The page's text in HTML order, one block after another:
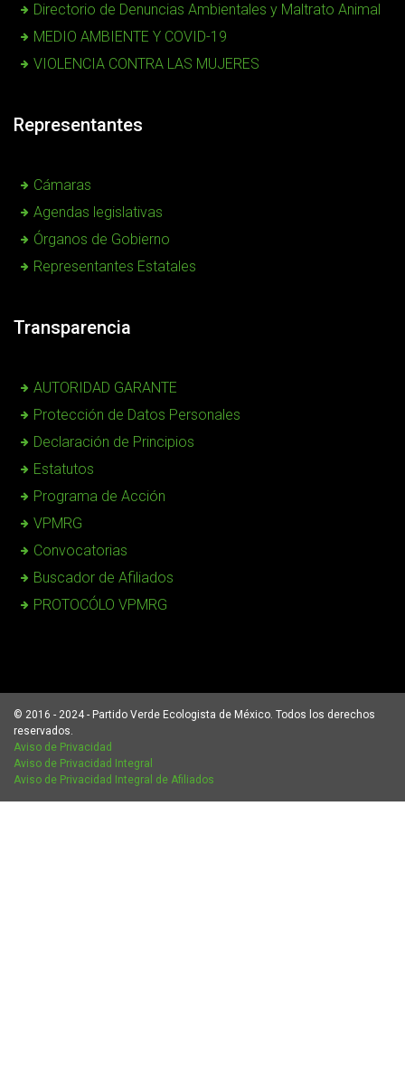
Directorio de Denuncias Ambientales y Maltrato Animal
MEDIO AMBIENTE Y COVID-19
VIOLENCIA CONTRA LAS MUJERES
Representantes
Cámaras
Agendas legislativas
Órganos de Gobierno
Representantes Estatales
Transparencia
AUTORIDAD GARANTE
Protección de Datos Personales
Declaración de Principios
Estatutos
Programa de Acción
VPMRG
Convocatorias
Buscador de Afiliados
PROTOCÓLO VPMRG
© 2016 - 2024 - Partido Verde Ecologista de México. Todos los derechos
reservados.
Aviso de Privacidad
Aviso de Privacidad Integral
Aviso de Privacidad Integral de Afiliados